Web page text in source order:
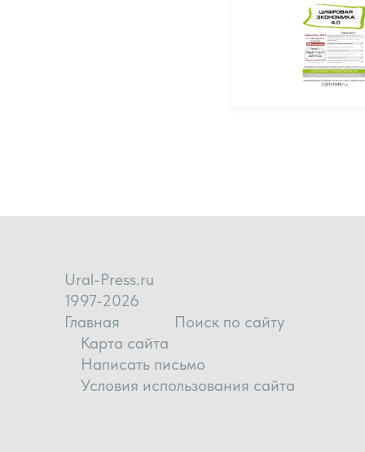
Ural-Press.ru
1997-2026
Главная
Поиск по сайту
Карта сайта
Написать письмо
Условия использования сайта